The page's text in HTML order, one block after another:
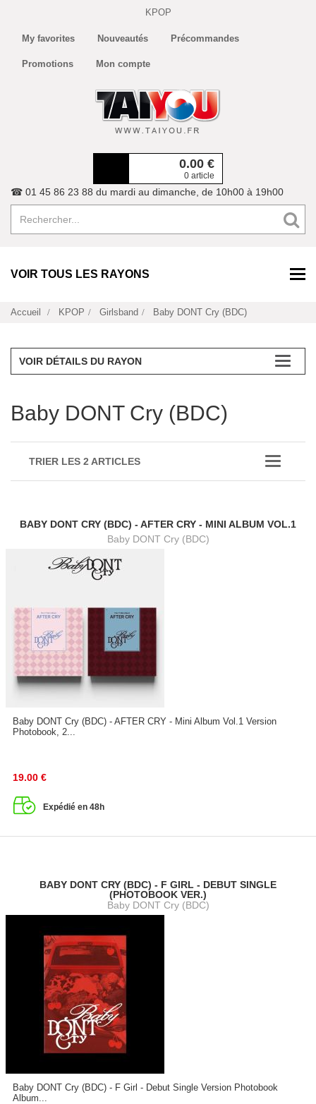
KPOP
My favorites Nouveautés Précommandes
Promotions Mon compte
0.00 €
0 article
☎ 01 45 86 23 88 du mardi au dimanche, de 10h00 à 19h00
VOIR TOUS LES RAYONS
Accueil KPOP Girlsband Baby DONT Cry (BDC)
VOIR DÉTAILS DU RAYON
Baby DONT Cry (BDC)
TRIER LES 2 ARTICLES
BABY DONT CRY (BDC) - AFTER CRY - MINI ALBUM VOL.1
Baby DONT Cry (BDC)
Baby DONT Cry (BDC) - AFTER CRY - Mini Album Vol.1 Version
Photobook, 2...
19.00 €
Expédié en 48h
BABY DONT CRY (BDC) - F GIRL - DEBUT SINGLE
(PHOTOBOOK VER.)
Baby DONT Cry (BDC)
Baby DONT Cry (BDC) - F Girl - Debut Single Version Photobook
Album...